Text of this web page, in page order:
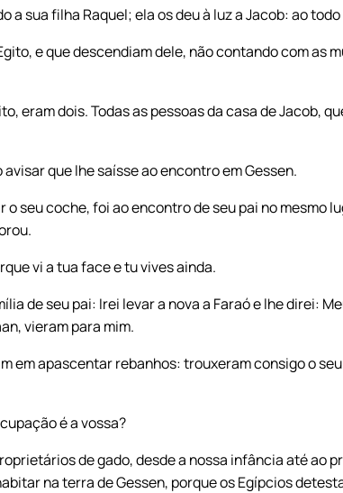
a sua filha Raquel; ela os deu à luz a Jacob: ao
e que descendiam dele, não contando com as
eram dois. Todas as pessoas da casa de Jacob,
que lhe saísse ao encontro em Gessen.
seu coche, foi ao encontro de seu pai no mesmo
vi a tua face e tu vives ainda.
de seu pai: Irei levar a nova a Faraó e lhe direi:
vieram para mim.
em apascentar rebanhos: trouxeram consigo o
é a vossa?
de gado, desde a nossa infância até ao
na terra de Gessen, porque os Egípcios